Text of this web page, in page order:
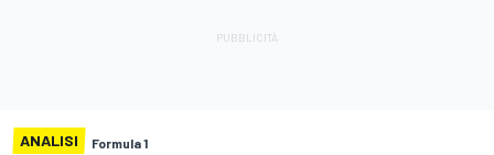
ANALISI Formula 1